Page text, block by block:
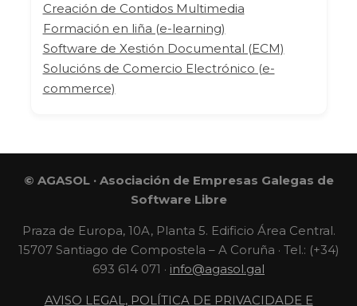
Creación de Contidos Multimedia
Formación en liña (e-learning)
Software de Xestión Documental (ECM)
Solucións de Comercio Electrónico (e-
commerce)
© AGASOL · Asociación de Empresas Galegas de
Software Libre
Praza de Europa, 10A, Planta 5. Edificio Área Central.
15707 Santiago de Compostela – A Coruña · Tel.: (+34)
693 614 071 · info@agasol.gal
AVISO LEGAL, POLÍTICA DE PRIVACIDADE E